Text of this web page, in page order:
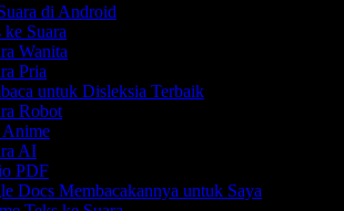
di Android
ke Suara
Wanita
Pria
untuk Disleksia Terbaik
Robot
Anime
AI
PDF
Docs Membacakannya untuk Saya